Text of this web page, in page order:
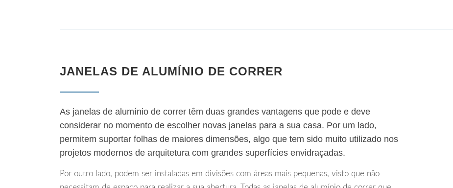
JANELAS DE ALUMÍNIO DE CORRER
As janelas de alumínio de correr têm duas grandes vantagens que pode e deve
considerar no momento de escolher novas janelas para a sua casa. Por um lado,
permitem suportar folhas de maiores dimensões, algo que tem sido muito utilizado nos
projetos modernos de arquitetura com grandes superfícies envidraçadas.
Por outro lado, podem ser instaladas em divisões com áreas mais pequenas, visto que não